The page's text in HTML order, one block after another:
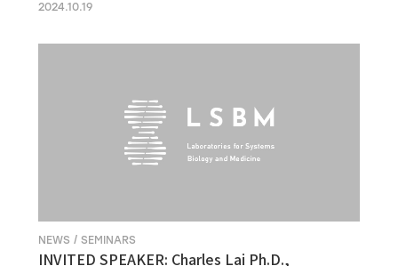
2024.10.19
NEWS / SEMINARS
INVITED SPEAKER: Charles Lai Ph.D.,